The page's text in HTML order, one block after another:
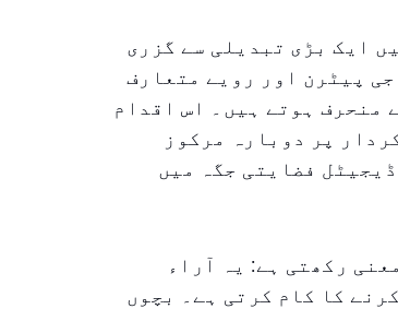
ایک بڑی تبدیلی سے گزری
پیٹرن اور رویے متعارف
منحرف ہوتے ہیں۔ اس اقدام
پر دوبارہ مرکوز
فضایتی جگہ میں
رکھتی ہے: یہ آراء
کا کام کرتی ہے۔ بچوں